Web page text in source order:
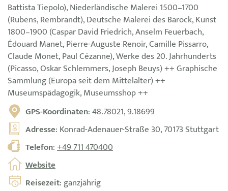
Battista Tiepolo), Niederländische Malerei 1500–1700
(Rubens, Rembrandt), Deutsche Malerei des Barock, Kunst
1800–1900 (Caspar David Friedrich, Anselm Feuerbach,
Édouard Manet, Pierre-Auguste Renoir, Camille Pissarro,
Claude Monet, Paul Cézanne), Werke des 20. Jahrhunderts
(Picasso, Oskar Schlemmers, Joseph Beuys) ++ Graphische
Sammlung (Europa seit dem Mittelalter) ++
Museumspädagogik, Museumsshop ++
GPS-Koordinaten: 48.78021, 9.18699
Adresse: Konrad-Adenauer-Straße 30, 70173 Stuttgart
Telefon:+49 711 470400
Website
Reisezeit: ganzjährig